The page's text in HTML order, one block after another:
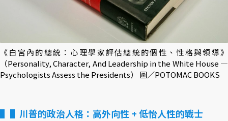
《白宮內的總統：心理學家評估總統的個性、性格與領導》
（Personality, Character, And Leadership in the White House ―
Psychologists Assess the Presidents） 圖／POTOMAC BOOKS
▌川普的政治人格：高外向性 + 低怡人性的戰士